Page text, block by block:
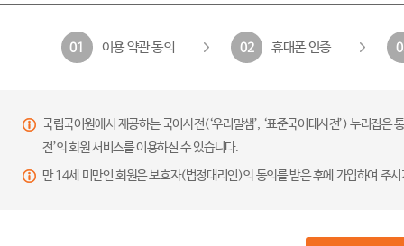
01 이용 약관 동의 02 휴대폰 인증
국립국어원에서 제공하는 국어사전(‘우리말샘’, ‘표준국어대사전’) 누리집
전’의 회원 서비스를 이용하실 수 있습니다.
만 14세 미만인 회원은 보호자(법정대리인)의 동의를 받은 후에 가입하여 주